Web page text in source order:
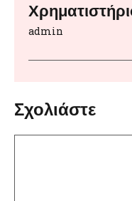
admin
Σχολιάστε